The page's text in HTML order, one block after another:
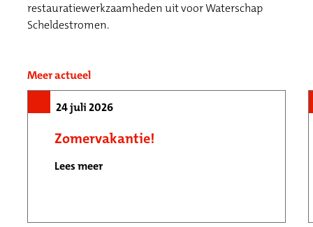
restauratiewerkzaamheden uit voor Waterschap
Scheldestromen.
Meer actueel
24 juli 2026
Zomervakantie!
Lees meer